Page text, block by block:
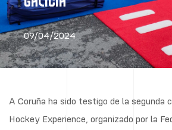
09/04/2024
A Coruña ha sido testigo de la segunda
Hockey Experience, organizado por la